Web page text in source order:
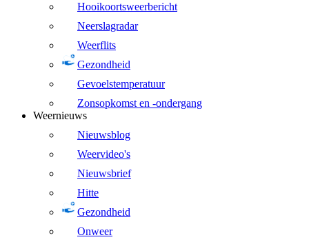
Hooikoortsweerbericht
Neerslagradar
Weerflits
Gezondheid
Gevoelstemperatuur
Zonsopkomst en -ondergang
Weernieuws
Nieuwsblog
Weervideo's
Nieuwsbrief
Hitte
Gezondheid
Onweer